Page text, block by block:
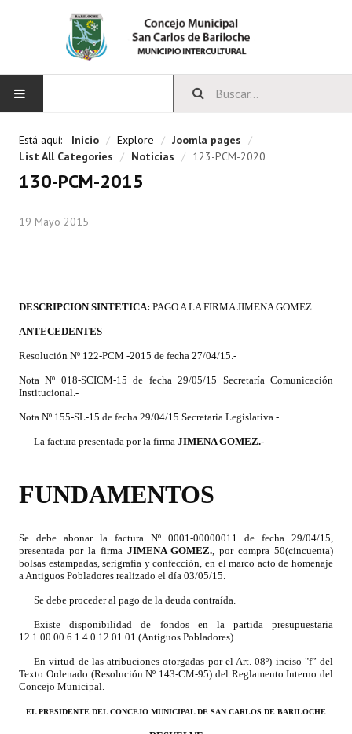
Comisiones Especiales
Concejales Mandato Cumplido
Constitución Nacional
Carta Orgánica 2007
Reglamento Interno
Digesto
Organigrama
DOCUMENTOS
Informes de Gestión
Está aquí: Inicio / Explore / Joomla pages /
List All Categories / Noticias / 123-PCM-2020
130-PCM-2015
19 Mayo 2015
DESCRIPCION SINTETICA: PAGO A LA FIRMA JIMENA GOMEZ
ANTECEDENTES
Resolución Nº 122-PCM -2015 de fecha 27/04/15.-
Nota Nº 018-SCICM-15 de fecha 29/05/15 Secretaría Comunicación
Institucional.-
Nota Nº 155-SL-15 de fecha 29/04/15 Secretaria Legislativa.-
La factura presentada por la firmaJIMENA GOMEZ.-
FUNDAMENTOS
Se debe abonar la factura Nº 0001-00000011 de fecha 29/04/15,
presentada por la firma JIMENA GOMEZ., por compra 50(cincuenta)
bolsas estampadas, serigrafía y confección, en el marco acto de homenaje
a Antiguos Pobladores realizado el día 03/05/15.
Se debe proceder al pago de la deuda contraída.
Existe disponibilidad de fondos en la partida presupuestaria
12.1.00.00.6.1.4.0.12.01.01 (Antiguos Pobladores).
En virtud de las atribuciones otorgadas por el Art. 08º) inciso "f” del
Texto Ordenado (Resolución Nº 143-CM-95) del Reglamento Interno del
Concejo Municipal.
EL PRESIDENTE DEL CONCEJO MUNICIPAL DE SAN CARLOS DE BARILOCHE